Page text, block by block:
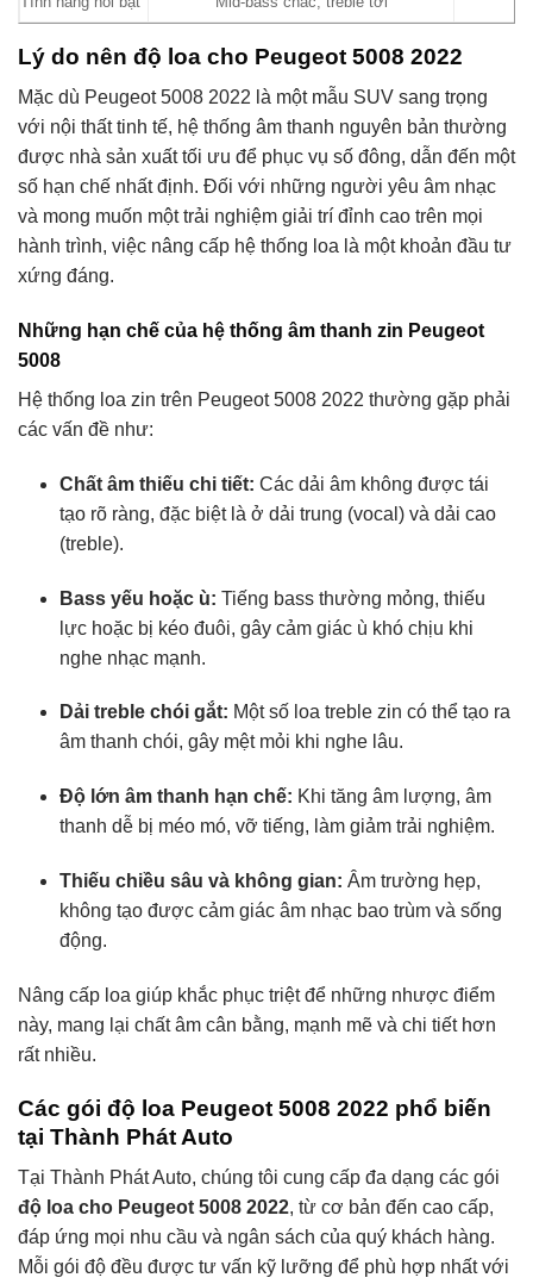
Lý do nên độ loa cho Peugeot 5008 2022
Mặc dù Peugeot 5008 2022 là một mẫu SUV sang trọng
với nội thất tinh tế, hệ thống âm thanh nguyên bản thường
được nhà sản xuất tối ưu để phục vụ số đông, dẫn đến một
số hạn chế nhất định. Đối với những người yêu âm nhạc
và mong muốn một trải nghiệm giải trí đỉnh cao trên mọi
hành trình, việc nâng cấp hệ thống loa là một khoản đầu tư
xứng đáng.
Những hạn chế của hệ thống âm thanh zin Peugeot
5008
Hệ thống loa zin trên Peugeot 5008 2022 thường gặp phải
các vấn đề như:
Chất âm thiếu chi tiết: Các dải âm không được tái
tạo rõ ràng, đặc biệt là ở dải trung (vocal) và dải cao
(treble).
Bass yếu hoặc ù: Tiếng bass thường mỏng, thiếu
lực hoặc bị kéo đuôi, gây cảm giác ù khó chịu khi
nghe nhạc mạnh.
Dải treble chói gắt: Một số loa treble zin có thể tạo ra
âm thanh chói, gây mệt mỏi khi nghe lâu.
Độ lớn âm thanh hạn chế: Khi tăng âm lượng, âm
thanh dễ bị méo mó, vỡ tiếng, làm giảm trải nghiệm.
Thiếu chiều sâu và không gian: Âm trường hẹp,
không tạo được cảm giác âm nhạc bao trùm và sống
động.
Nâng cấp loa giúp khắc phục triệt để những nhược điểm
này, mang lại chất âm cân bằng, mạnh mẽ và chi tiết hơn
rất nhiều.
Các gói độ loa Peugeot 5008 2022 phổ biến
tại Thành Phát Auto
Tại Thành Phát Auto, chúng tôi cung cấp đa dạng các gói
độ loa cho Peugeot 5008 2022, từ cơ bản đến cao cấp,
đáp ứng mọi nhu cầu và ngân sách của quý khách hàng.
Mỗi gói độ đều được tư vấn kỹ lưỡng để phù hợp nhất với